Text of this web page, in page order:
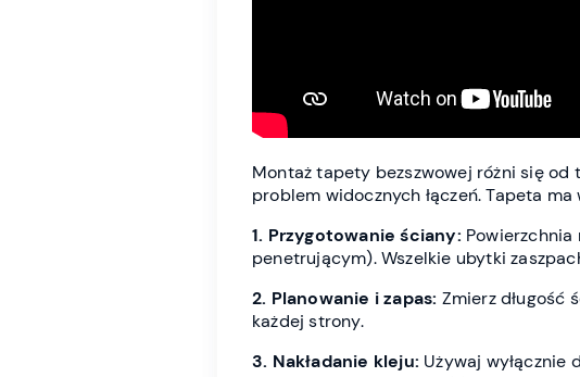
Montaż tapety bezszwowej różni się od
problem widocznych łączeń. Tapeta
1. Przygotowanie ściany:
penetrującym). Wszelkie ubytki
2. Planowanie i zapas: Zmierz długość
każdej strony.
3. Nakładanie kleju: Używaj wyłącznie